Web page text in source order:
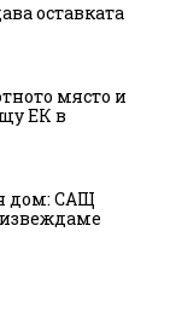
оставката
място и
ЕК в
дом: САЩ